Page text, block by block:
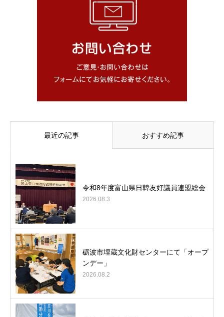
最近の記事 おすすめ記事
令和8年度富山県日韓友好議員連盟総会
2026.08.3
砺波市埋蔵文化財センターにて「オープ
ンデー」
2026.08.2